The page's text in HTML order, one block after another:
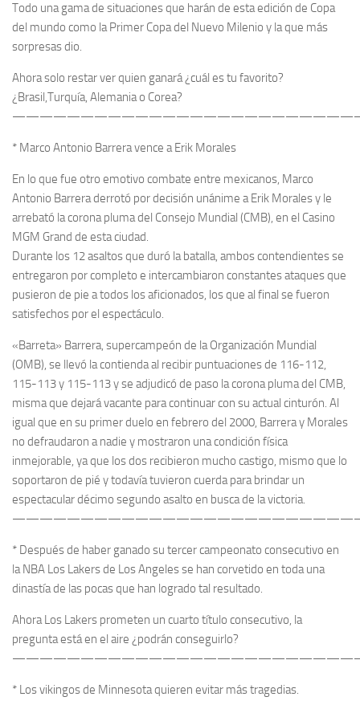
Todo una gama de situaciones que harán de esta edición de Copa
del mundo como la Primer Copa del Nuevo Milenio y la que más
sorpresas dio.
Ahora solo restar ver quien ganará ¿cuál es tu favorito?
¿Brasil,Turquía, Alemania o Corea?
* Marco Antonio Barrera vence a Erik Morales
En lo que fue otro emotivo combate entre mexicanos, Marco
Antonio Barrera derrotó por decisión unánime a Erik Morales y le
arrebató la corona pluma del Consejo Mundial (CMB), en el Casino
MGM Grand de esta ciudad.
Durante los 12 asaltos que duró la batalla, ambos contendientes se
entregaron por completo e intercambiaron constantes ataques que
pusieron de pie a todos los aficionados, los que al final se fueron
satisfechos por el espectáculo.
«Barreta» Barrera, supercampeón de la Organización Mundial
(OMB), se llevó la contienda al recibir puntuaciones de 116-112,
115-113 y 115-113 y se adjudicó de paso la corona pluma del CMB,
misma que dejará vacante para continuar con su actual cinturón. Al
igual que en su primer duelo en febrero del 2000, Barrera y Morales
no defraudaron a nadie y mostraron una condición física
inmejorable, ya que los dos recibieron mucho castigo, mismo que lo
soportaron de pié y todavía tuvieron cuerda para brindar un
espectacular décimo segundo asalto en busca de la victoria.
* Después de haber ganado su tercer campeonato consecutivo en
la NBA Los Lakers de Los Angeles se han corvetido en toda una
dinastía de las pocas que han logrado tal resultado.
Ahora Los Lakers prometen un cuarto título consecutivo, la
pregunta está en el aire ¿podrán conseguirlo?
* Los vikingos de Minnesota quieren evitar más tragedias.